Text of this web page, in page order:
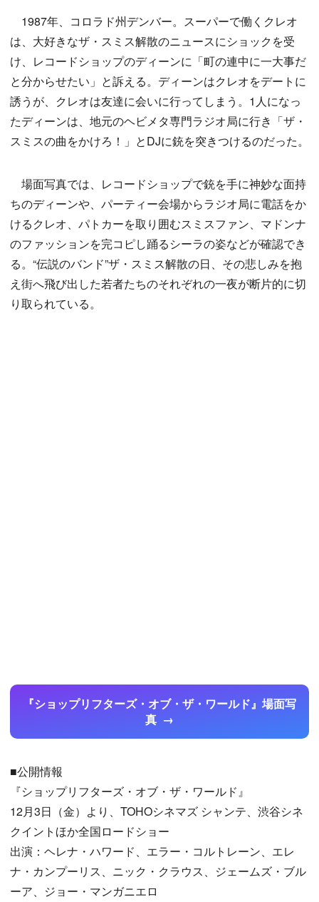
1987年、コロラド州デンバー。スーパーで働くクレオ
は、大好きなザ・スミス解散のニュースにショックを受
け、レコードショップのディーンに「町の連中に一大事だ
と分からせたい」と訴える。ディーンはクレオをデートに
誘うが、クレオは友達に会いに行ってしまう。1人になっ
たディーンは、地元のヘビメタ専門ラジオ局に行き「ザ・
スミスの曲をかけろ！」とDJに銃を突きつけるのだった。
場面写真では、レコードショップで銃を手に神妙な面持
ちのディーンや、パーティー会場からラジオ局に電話をか
けるクレオ、パトカーを取り囲むスミスファン、マドンナ
のファッションを完コピし踊るシーラの姿などが確認でき
る。“伝説のバンド”ザ・スミス解散の日、その悲しみを抱
え街へ飛び出した若者たちのそれぞれの一夜が断片的に切
り取られている。
『ショップリフターズ・オブ・ザ・ワールド』場面写
真
■公開情報
『ショップリフターズ・オブ・ザ・ワールド』
12月3日（金）より、TOHOシネマズ シャンテ、渋谷シネ
クイントほか全国ロードショー
出演：ヘレナ・ハワード、エラー・コルトレーン、エレ
ナ・カンプーリス、ニック・クラウス、ジェームズ・ブル
ーア、ジョー・マンガニエロ